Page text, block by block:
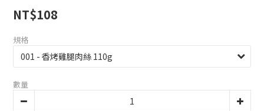
NT$108
規格
數量